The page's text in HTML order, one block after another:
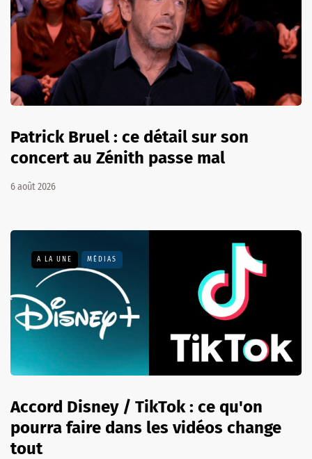
Patrick Bruel : ce détail sur son
concert au Zénith passe mal
6 août 2026
A LA UNE MÉDIAS
Accord Disney / TikTok : ce qu'on
pourra faire dans les vidéos change
tout